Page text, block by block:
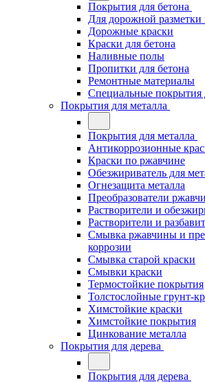
Покрытия для бетона
Для дорожной
Дорожные краски
Краски для бетона
Наливные полы
Пропитки для бетона
Ремонтные материалы
Специальные покрытия
Покрытия для металла
Покрытия для металла
Антикоррозионные
Краски по ржавчине
Обезжириватель для
Огнезащита металла
Преобразователи
Растворители и
Растворители и
Смывка ржавчины и
коррозии
Смывка старой краски
Смывки краски
Термостойкие покрытия
Толстослойные грунт-
Химстойкие краски
Химстойкие покрытия
Цинкование металла
Покрытия для дерева
Покрытия для дерева